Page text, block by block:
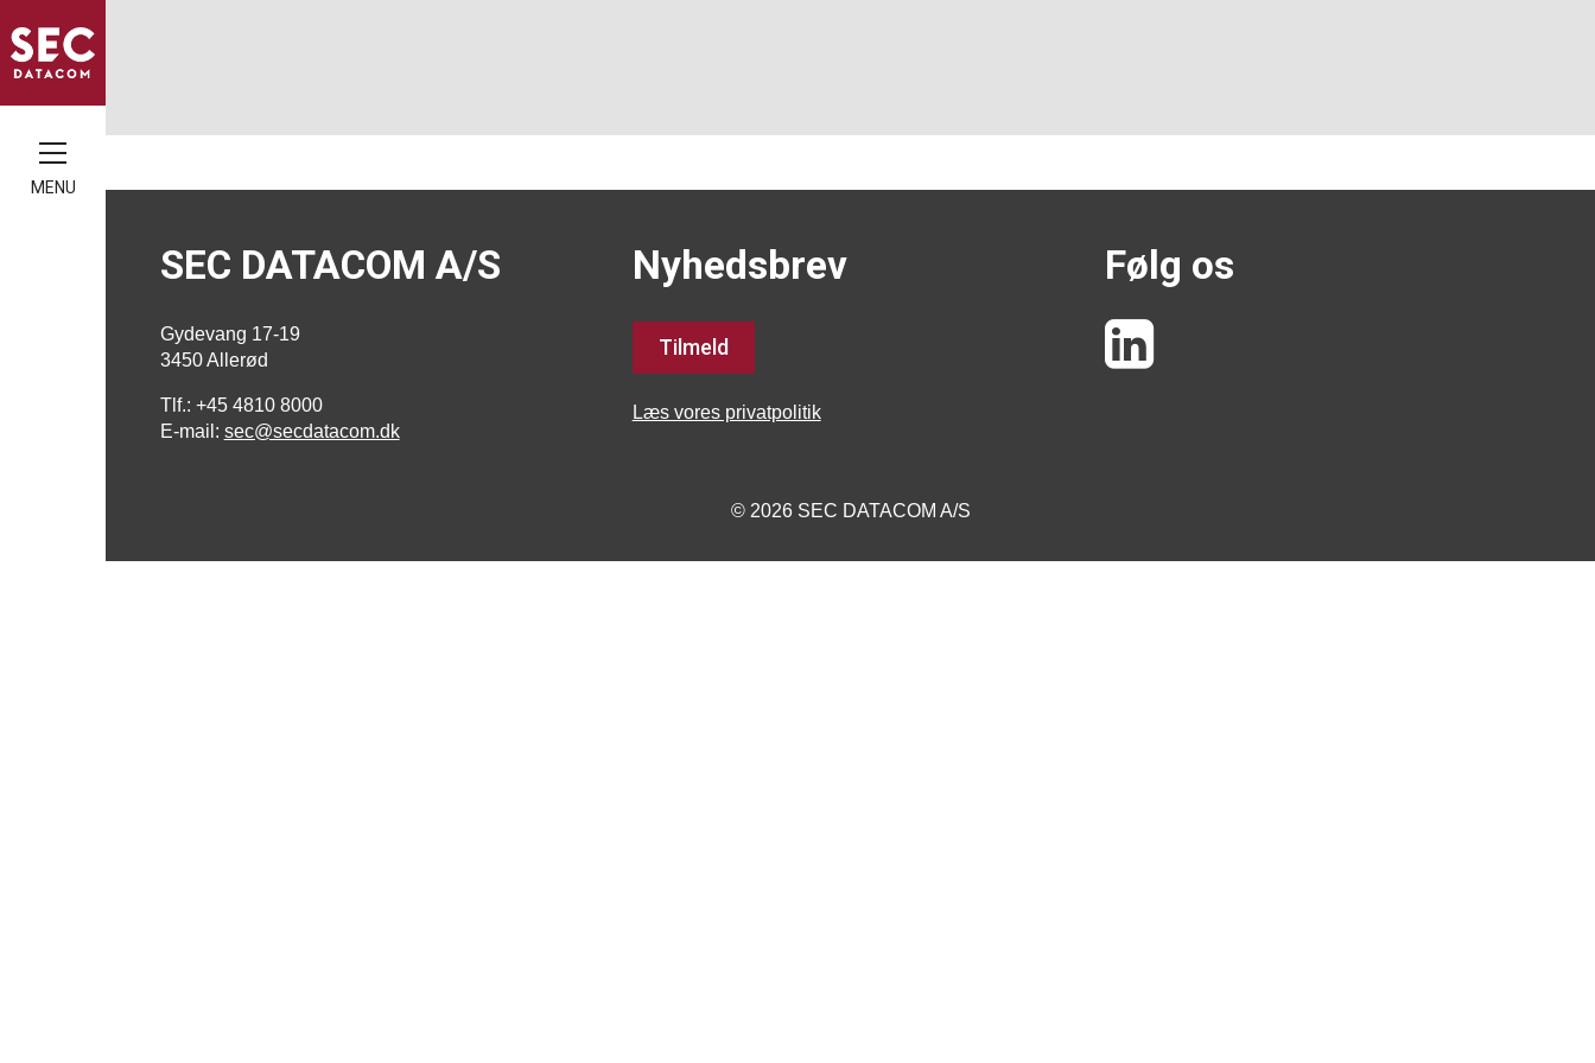
MENU
SEC DATACOM A/S
Gydevang 17-19
3450 Allerød
Tlf.: +45 4810 8000
E-mail: sec@secdatacom.dk
Nyhedsbrev
Tilmeld
Læs vores privatpolitik
Følg os
© 2026 SEC DATACOM A/S